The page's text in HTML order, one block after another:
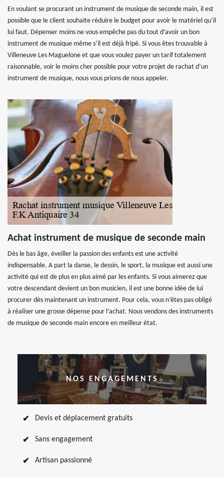
En voulant se procurant un instrument de musique de seconde main, il est
possible que le client souhaite réduire le budget pour avoir le matériel qu’il
lui faut. Dépenser moins ne vous empêche pas du tout d’avoir un bon
instrument de musique même s’il est déjà fripé. Si vous êtes trouvable à
Villeneuve Les Maguelone et que vous voulez payer un tarif totalement
raisonnable, voir le moins cher possible pour votre projet de rachat d’un
instrument de musique, nous vous prions de nous appeler.
Achat instrument de musique de seconde main
Dès le bas âge, éveiller la passion des enfants est une activité
indispensable. A part la danse, le dessin, le sport, la musique est aussi une
activité qui est de plus en plus aimé par les enfants. Si vous aimerez que
votre descendant devient un bon musicien, il est une bonne idée de lui
procurer dès maintenant un instrument. Pour cela, vous n’êtes pas obligé
à réaliser une grosse dépense pour l’achat. Nous vendons des instruments
de musique de seconde main encore en meilleur état.
NOS ENGAGEMENTS
Devis et déplacement gratuits
Sans engagement
Artisan passionné